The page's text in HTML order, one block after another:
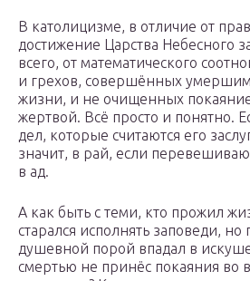
В католицизме, в отличие от
достижение Царства Небесного
всего, от математического
и грехов, совершённых
жизни, и не очищенных
жертвой. Всё просто и понятно.
дел, которые считаются его
значит, в рай, если
в ад.
А как быть с теми, кто прожил
старался исполнять заповеди, но
душевной порой впадал в
смертью не принёс покаяния во